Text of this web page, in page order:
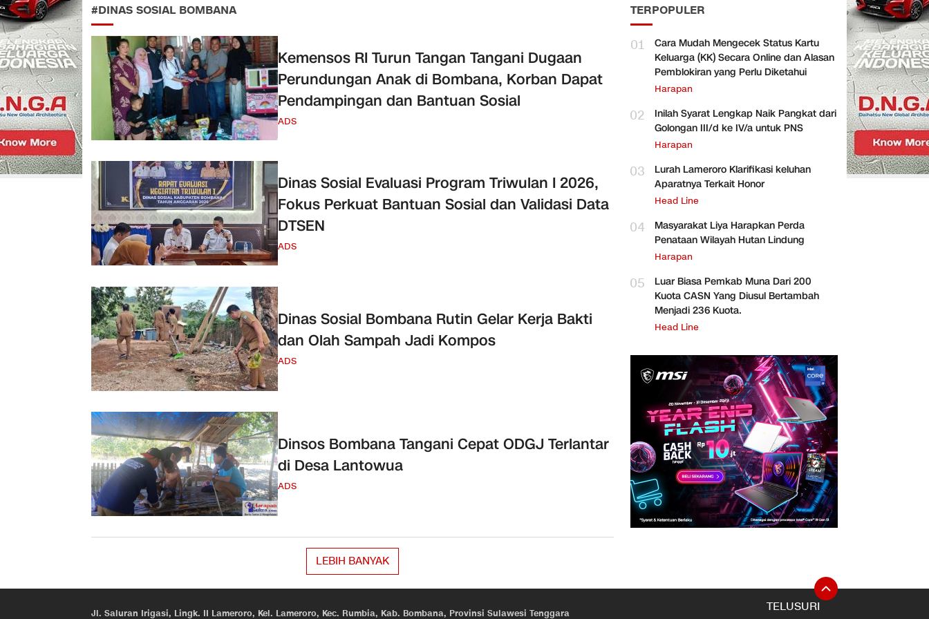
#DINAS SOSIAL BOMBANA
Kemensos RI Turun Tangan Tangani Dugaan
Perundungan Anak di Bombana, Korban Dapat
Pendampingan dan Bantuan Sosial
ADS
Dinas Sosial Evaluasi Program Triwulan I 2026,
Fokus Perkuat Bantuan Sosial dan Validasi Data
DTSEN
ADS
Dinas Sosial Bombana Rutin Gelar Kerja Bakti
dan Olah Sampah Jadi Kompos
ADS
Dinsos Bombana Tangani Cepat ODGJ Terlantar
di Desa Lantowua
ADS
LEBIH BANYAK
TERPOPULER
01
Cara Mudah Mengecek Status Kartu
Keluarga (KK) Secara Online dan Alasan
Pemblokiran yang Perlu Diketahui
Harapan
02
Inilah Syarat Lengkap Naik Pangkat dari
Golongan III/d ke IV/a untuk PNS
Harapan
03
Lurah Lameroro Klarifikasi keluhan
Aparatnya Terkait Honor
Head Line
04
Masyarakat Liya Harapkan Perda
Penataan Wilayah Hutan Lindung
Harapan
05
Luar Biasa Pemkab Muna Dari 200
Kuota CASN Yang Diusul Bertambah
Menjadi 236 Kuota.
Head Line
Jl. Saluran Irigasi, Lingk. II Lameroro, Kel. Lameroro, Kec. Rumbia, Kab. Bombana, Provinsi Sulawesi Tenggara TELUSURI